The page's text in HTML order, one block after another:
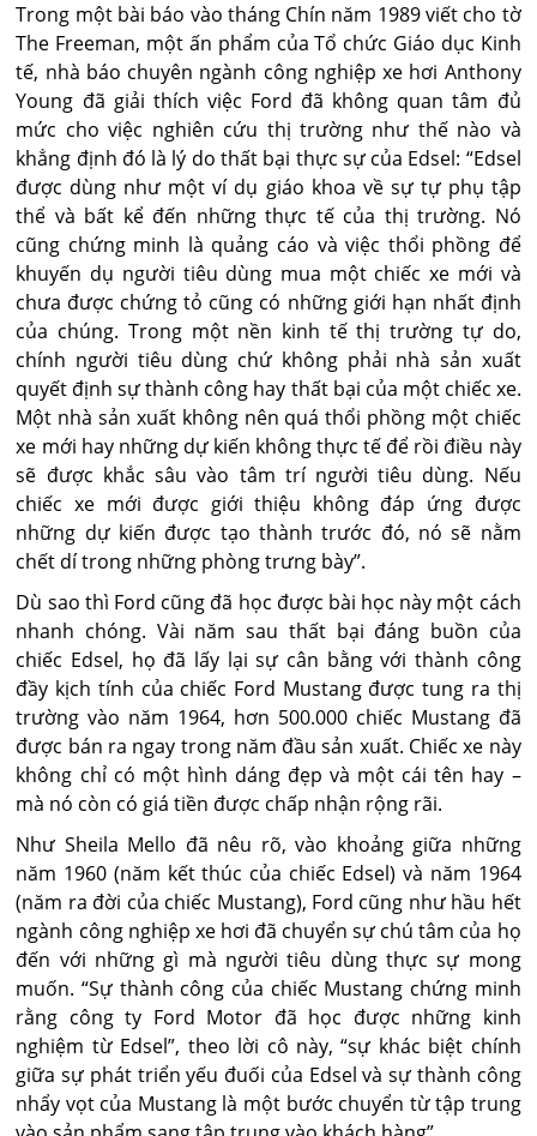
Trong một bài báo vào tháng Chín năm 1989 viết cho tờ
The Freeman, một ấn phẩm của Tổ chức Giáo dục Kinh
tế, nhà báo chuyên ngành công nghiệp xe hơi Anthony
Young đã giải thích việc Ford đã không quan tâm đủ
mức cho việc nghiên cứu thị trường như thế nào và
khẳng định đó là lý do thất bại thực sự của Edsel: “Edsel
được dùng như một ví dụ giáo khoa về sự tự phụ tập
thể và bất kể đến những thực tế của thị trường. Nó
cũng chứng minh là quảng cáo và việc thổi phồng để
khuyến dụ người tiêu dùng mua một chiếc xe mới và
chưa được chứng tỏ cũng có những giới hạn nhất định
của chúng. Trong một nền kinh tế thị trường tự do,
chính người tiêu dùng chứ không phải nhà sản xuất
quyết định sự thành công hay thất bại của một chiếc xe.
Một nhà sản xuất không nên quá thổi phồng một chiếc
xe mới hay những dự kiến không thực tế để rồi điều này
sẽ được khắc sâu vào tâm trí người tiêu dùng. Nếu
chiếc xe mới được giới thiệu không đáp ứng được
những dự kiến được tạo thành trước đó, nó sẽ nằm
chết dí trong những phòng trưng bày”.
Dù sao thì Ford cũng đã học được bài học này một cách
nhanh chóng. Vài năm sau thất bại đáng buồn của
chiếc Edsel, họ đã lấy lại sự cân bằng với thành công
đầy kịch tính của chiếc Ford Mustang được tung ra thị
trường vào năm 1964, hơn 500.000 chiếc Mustang đã
được bán ra ngay trong năm đầu sản xuất. Chiếc xe này
không chỉ có một hình dáng đẹp và một cái tên hay –
mà nó còn có giá tiền được chấp nhận rộng rãi.
Như Sheila Mello đã nêu rõ, vào khoảng giữa những
năm 1960 (năm kết thúc của chiếc Edsel) và năm 1964
(năm ra đời của chiếc Mustang), Ford cũng như hầu hết
ngành công nghiệp xe hơi đã chuyển sự chú tâm của họ
đến với những gì mà người tiêu dùng thực sự mong
muốn. “Sự thành công của chiếc Mustang chứng minh
rằng công ty Ford Motor đã học được những kinh
nghiệm từ Edsel”, theo lời cô này, “sự khác biệt chính
giữa sự phát triển yếu đuối của Edsel và sự thành công
nhẩy vọt của Mustang là một bước chuyển từ tập trung